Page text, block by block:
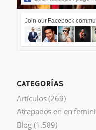
Join our Facebook
CATEGORÍAS
Artículos(269)
Atrapados en en
Blog(1.589)